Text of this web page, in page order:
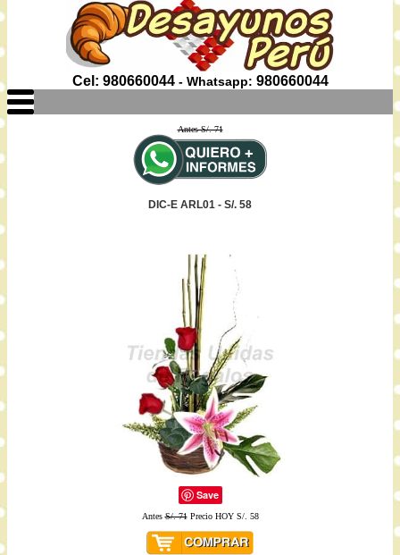
Cel: 980660044- Whatsapp: 980660044
Antes S/. 71
DIC-E ARL01 - S/. 58
Save
AntesS/. 71Precio HOY S/. 58